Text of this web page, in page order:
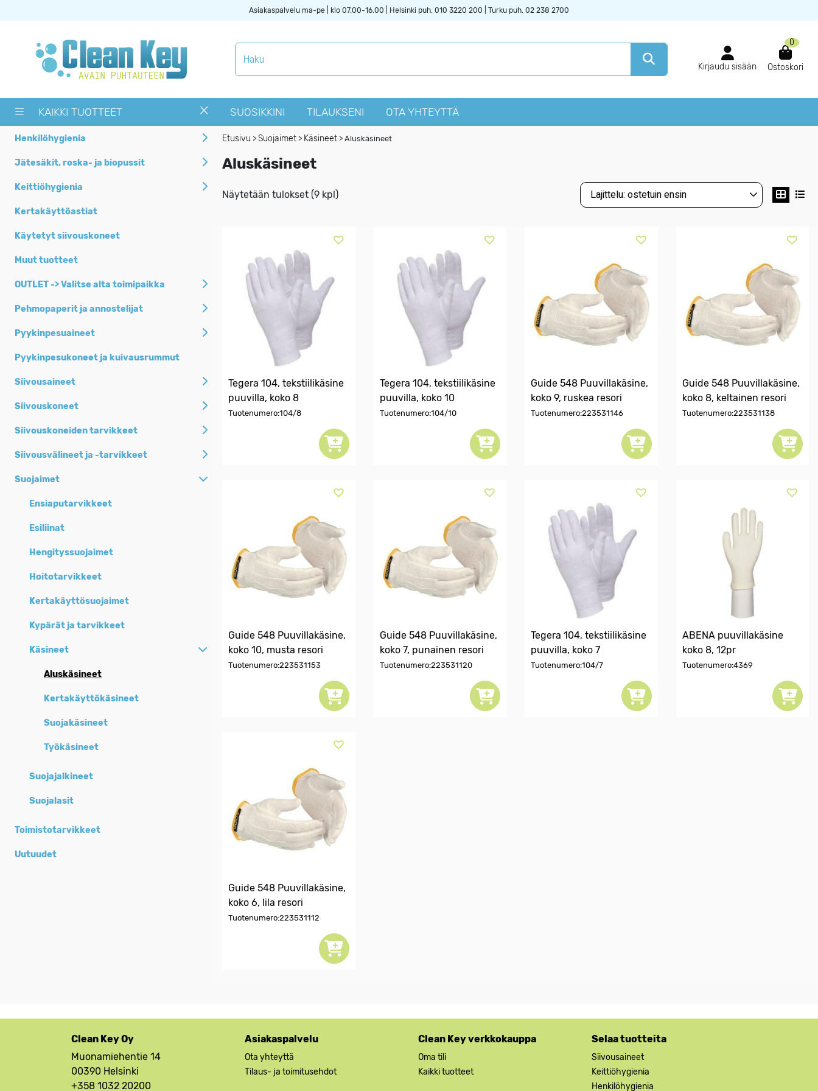
Asiakaspalvelu ma-pe | klo 07.00-16.00 | Helsinki puh. 010 3220 200 | Turku puh. 02 238 2700
Kirjaudu sisään
0
Ostoskori
KAIKKI TUOTTEET SUOSIKKINI TILAUKSENI OTA YHTEYTTÄ
Henkilöhygienia
Jätesäkit, roska- ja biopussit
Keittiöhygienia
Kertakäyttöastiat
Käytetyt siivouskoneet
Muut tuotteet
OUTLET -> Valitse alta toimipaikka
Pehmopaperit ja annostelijat
Pyykinpesuaineet
Pyykinpesukoneet ja kuivausrummut
Siivousaineet
Siivouskoneet
Siivouskoneiden tarvikkeet
Siivousvälineet ja -tarvikkeet
Suojaimet
Ensiaputarvikkeet
Esiliinat
Hengityssuojaimet
Hoitotarvikkeet
Kertakäyttösuojaimet
Kypärät ja tarvikkeet
Käsineet
Aluskäsineet
Kertakäyttökäsineet
Suojakäsineet
Työkäsineet
Suojajalkineet
Suojalasit
Toimistotarvikkeet
Uutuudet
Etusivu > Suojaimet > Käsineet > Aluskäsineet
Aluskäsineet
Näytetään tulokset (9 kpl)
Tegera 104, tekstiilikäsine
puuvilla, koko 8
Tuotenumero:104/8
Tegera 104, tekstiilikäsine
puuvilla, koko 10
Tuotenumero:104/10
Guide 548 Puuvillakäsine,
koko 9, ruskea resori
Tuotenumero:223531146
Guide 548 Puuvillakäsine,
koko 8, keltainen resori
Tuotenumero:223531138
Guide 548 Puuvillakäsine,
koko 10, musta resori
Tuotenumero:223531153
Guide 548 Puuvillakäsine,
koko 7, punainen resori
Tuotenumero:223531120
Tegera 104, tekstiilikäsine
puuvilla, koko 7
Tuotenumero:104/7
ABENA puuvillakäsine
koko 8, 12pr
Tuotenumero:4369
Guide 548 Puuvillakäsine,
koko 6, lila resori
Tuotenumero:223531112
Clean Key Oy
Muonamiehentie 14
00390 Helsinki
+358 1032 20200
Asiakaspalvelu
Ota yhteyttä
Tilaus- ja toimitusehdot
Clean Key verkkokauppa
Oma tili
Kaikki tuotteet
Selaa tuotteita
Siivousaineet
Keittiöhygienia
Henkilöhygienia
Tuotekategoriat
Muut tuotteet
alta toimipaikka
Pyykinpesukoneet ja
Siivouskoneiden
tarvikkeet
Uutuudet
-tarvikkeet
Pehmopaperit ja
ja biopussit
Henkilöhygienia
Keittiöhygienia
Pyykinpesuaineet
Siivouskoneet